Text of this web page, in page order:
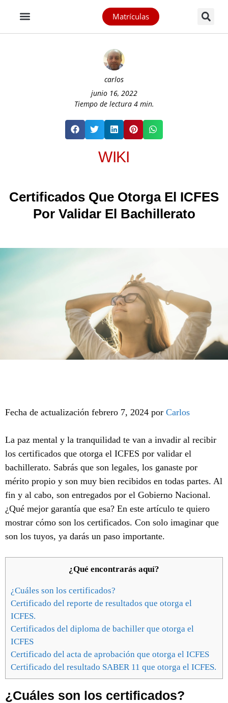
Matrículas
carlos
junio 16, 2022
Tiempo de lectura 4 min.
WIKI
Certificados Que Otorga El ICFES
Por Validar El Bachillerato
Fecha de actualización febrero 7, 2024 por Carlos
La paz mental y la tranquilidad te van a invadir al recibir
los certificados que otorga el ICFES por validar el
bachillerato. Sabrás que son legales, los ganaste por
mérito propio y son muy bien recibidos en todas partes. Al
fin y al cabo, son entregados por el Gobierno Nacional.
¿Qué mejor garantía que esa? En este artículo te quiero
mostrar cómo son los certificados. Con solo imaginar que
son los tuyos, ya darás un paso importante.
¿Qué encontrarás aquí?
¿Cuáles son los certificados?
Certificado del reporte de resultados que otorga el
ICFES.
Certificados del diploma de bachiller que otorga el
ICFES
Certificado del acta de aprobación que otorga el ICFES
Certificado del resultado SABER 11 que otorga el ICFES.
¿Cuáles son los certificados?